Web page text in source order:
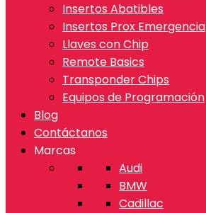
Insertos Abatibles
Insertos Prox Emergencia
Llaves con Chip
Remote Basics
Transponder Chips
Equipos de Programación
Blog
Contáctanos
Marcas
Audi
BMW
Cadillac